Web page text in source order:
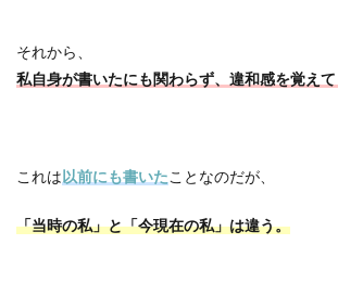
それから、
私自身が書いたにも関わらず、違和感を覚えて
これは以前にも書いたことなのだが、
「当時の私」と「今現在の私」は違う。